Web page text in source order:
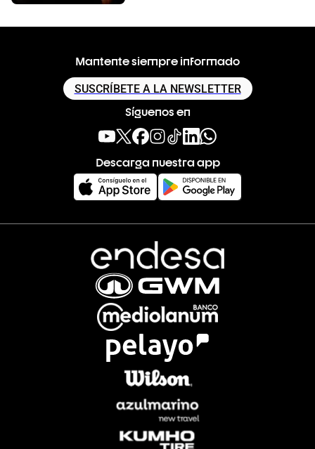
Mantente siempre informado
SUSCRÍBETE A LA NEWSLETTER
Síguenos en
Descarga nuestra app